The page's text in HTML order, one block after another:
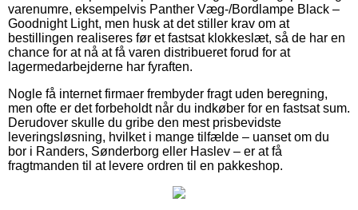
varenumre, eksempelvis Panther Væg-/Bordlampe Black –
Goodnight Light, men husk at det stiller krav om at
bestillingen realiseres før et fastsat klokkeslæt, så de har en
chance for at nå at få varen distribueret forud for at
lagermedarbejderne har fyraften.
Nogle få internet firmaer frembyder fragt uden beregning,
men ofte er det forbeholdt når du indkøber for en fastsat sum.
Derudover skulle du gribe den mest prisbevidste
leveringsløsning, hvilket i mange tilfælde – uanset om du
bor i Randers, Sønderborg eller Haslev – er at få
fragtmanden til at levere ordren til en pakkeshop.